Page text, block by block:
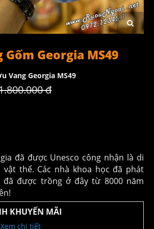
Georgia MS49
Vang Georgia MS49
đ
đã được Unesco công nhận là di
thể. Các nhà khoa học đã phát
đã được trồng ở đây từ 8000 năm
KHUYẾN MÃI
Xem chi tiết